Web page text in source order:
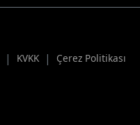
| KVKK | Çerez Politikası